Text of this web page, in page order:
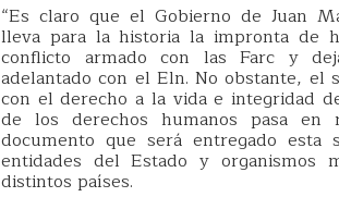
“Es claro que el Gobierno de Juan
lleva para la historia la impronta de
conflicto armado con las Farc y
adelantado con el Eln. No obstante, el
con el derecho a la vida e integridad
de los derechos humanos pasa en
documento que será entregado esta
entidades del Estado y organismos
distintos países.